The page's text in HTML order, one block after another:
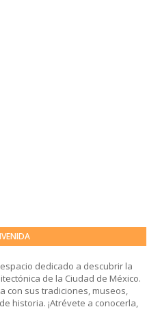
dedicado a descubrir la
de la Ciudad de México.
con sus tradiciones, museos,
historia. ¡Atrévete a conocerla,